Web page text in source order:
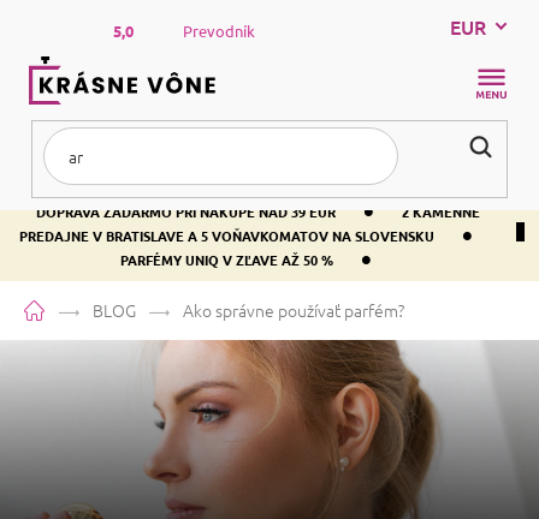
obsah
DOPRAVA ZADARMO PRI NÁKUPE NAD 39 EUR •
2 KAMENNÉ
PREDAJNE V BRATISLAVE A 5 VOŇAVKOMATOV NA SLOVENSKU
•
PARFÉMY UNIQ V ZĽAVE AŽ 50 % •
5,0 Prevodník EUR
DomovBLOG Ako správne používať parfém?